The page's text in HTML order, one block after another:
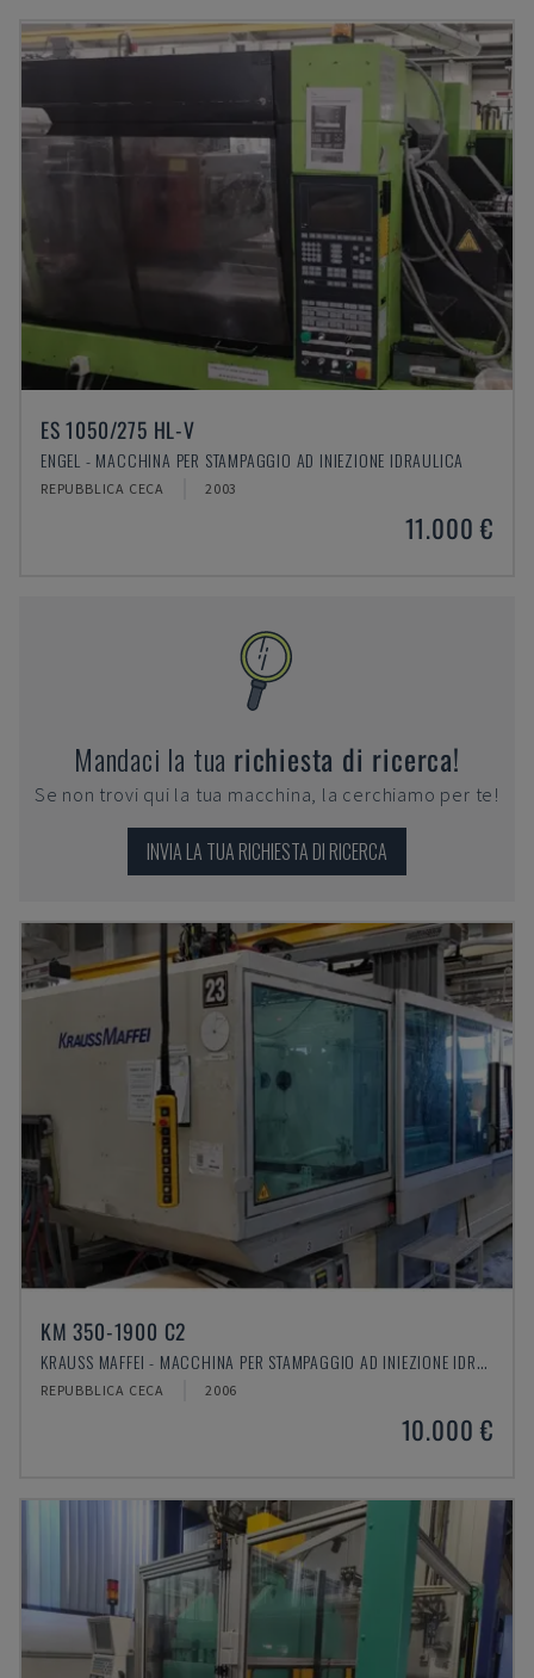
ES 1050/275 HL-V
ENGEL - MACCHINA PER STAMPAGGIO AD INIEZIONE IDRAULICA
REPUBBLICA CECA 2003
11.000 €
Mandaci la tua richiesta di ricerca!
Se non trovi qui la tua macchina, la cerchiamo per te!
INVIA LA TUA RICHIESTA DI RICERCA
KM 350-1900 C2
KRAUSS MAFFEI - MACCHINA PER STAMPAGGIO AD INIEZIONE IDRAULICA
REPUBBLICA CECA 2006
10.000 €